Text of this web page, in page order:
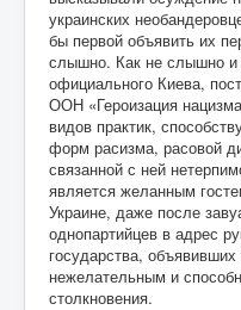
украинских
бы первой объявить их
слышно. Как не слышно
официального Киева,
ООН «Героизация
видов практик,
форм расизма, расовой
связанной с ней
является желанным
Украине, даже после
однопартийцев в адрес
государства,
нежелательным и
столкновения.